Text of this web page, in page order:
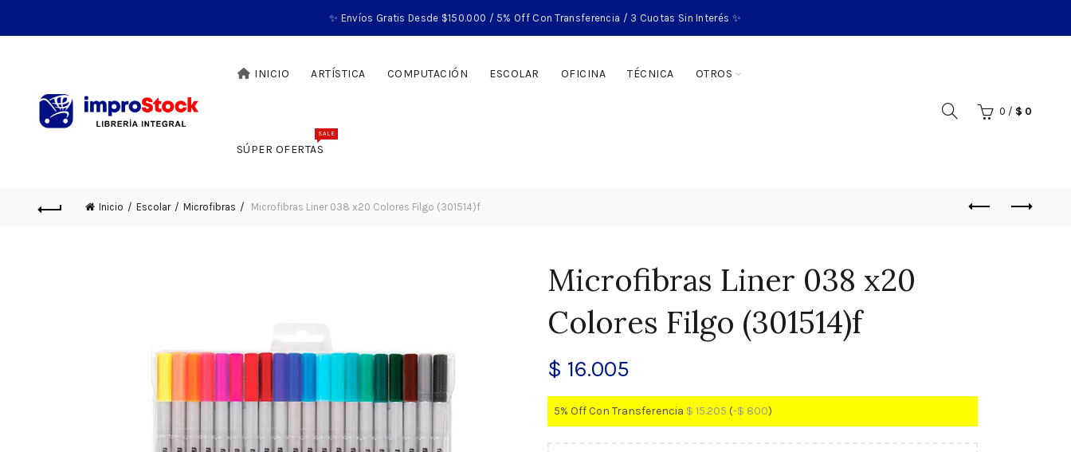
✨ Envíos Gratis Desde $150.000 / 5% Off Con Transferencia / 3 Cuotas Sin Interés ✨
INICIO ARTÍSTICA COMPUTACIÓN ESCOLAR OFICINA TÉCNICA OTROS
SÚPER OFERTAS
SALE
0 / $ 0
Inicio Escolar Microfibras Microfibras Liner 038 x20 Colores Filgo (301514)f
Microfibras Liner 038 x20
Colores Filgo (301514)f
$ 16.005
5% Off Con Transferencia $ 15.205 (-$ 800)